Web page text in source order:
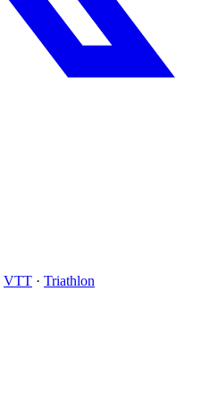
VTT · Triathlon